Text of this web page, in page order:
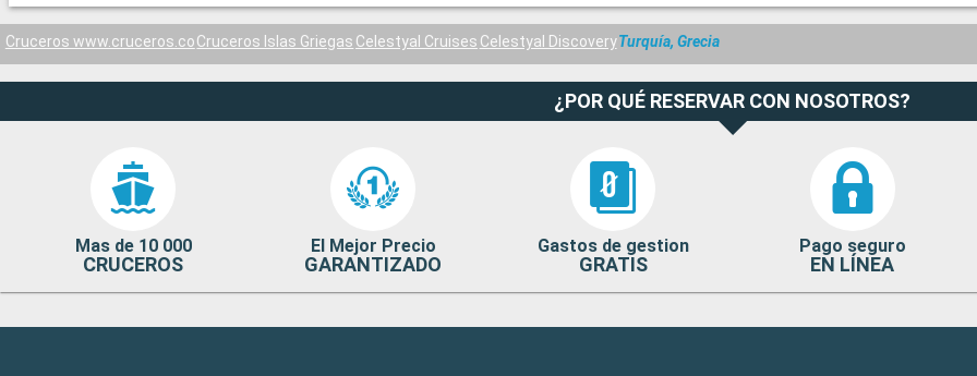
Cruceros www.cruceros.coCruceros Islas Griegas Celestyal Cruises Celestyal DiscoveryTurquía, Grecia
¿POR QUÉ RESERVAR CON NOSOTROS?
Mas de 10 000
CRUCEROS
El Mejor Precio
GARANTIZADO
Gastos de gestion
GRATIS
Pago seguro
EN LÍNEA